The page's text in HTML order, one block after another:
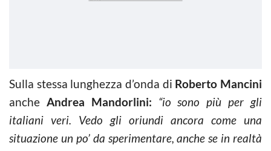
Sulla stessa lunghezza d’onda di Roberto Mancini
anche Andrea Mandorlini: “io sono più per gli
italiani veri. Vedo gli oriundi ancora come una
situazione un po’ da sperimentare, anche se in realtà